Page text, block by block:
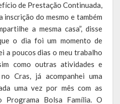
de Prestação Continuada,
do mesmo e também
a mesma casa”, disse
o dia foi um momento de
a poucos dias o meu trabalho
como outras atividades e
Cras, já acompanhei uma
uma vez por mês com as
Programa Bolsa Família. O